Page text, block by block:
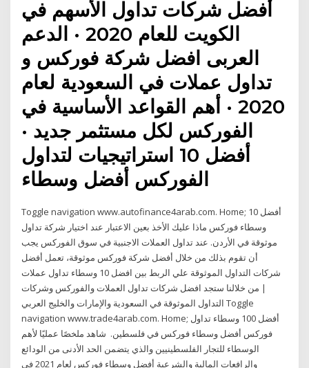
أفضل شركات تداول الأسهم في
الكويت للعام 2020 · الدعم
العربى افضل شركة فوركس و
تداول عملات في السعودية لعام
2020 · أهم القواعد الأساسية في
الفوركس لكل مستثمر جديد ·
أفضل 10 استراتيجيات لتداول
الفوركس أفضل وسطاء
Toggle navigation www.autofinance4arab.com. Home; أفضل 10
وسطاء فوركس ماذا عليك الأخذ بعين الاعتبار عند اختيار شركة تداول
موثوقة في الأردن. عند تداول العملات الاجنبية في سوق الفوركس يجب
أن تقوم بذلك من خلال أفضل شركة فوركس موثوقة، تعمل أفضل
شركات التداول الموثوقة علي الربط بين افضل 10 وسطاء تداول عملات
| من خلالنا ستجد افضل شركات تداول العملات والفوركس وشركات
التداول الموثوقة في السعودية والإمارات والخليج العربي Toggle
navigation www.trade4arab.com. Home; أفضل 100 وسطاء تداول
فوركس أفضل وسطاء فوركس في فلسطين. ️ شاهد ملخصًا عمليًا لأهم
الوسطاء للتجار الفلسطينيين والذي يتضمن الحد الأدنى من الودائع
والرافعات المالية والشرعية أفضل وسطاء فوركس لعام 2021 في